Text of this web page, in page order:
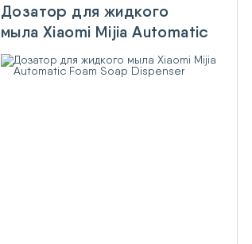
Дозатор для жидкого
мыла Xiaomi Mijia Automatic
Foam Soap Dispenser